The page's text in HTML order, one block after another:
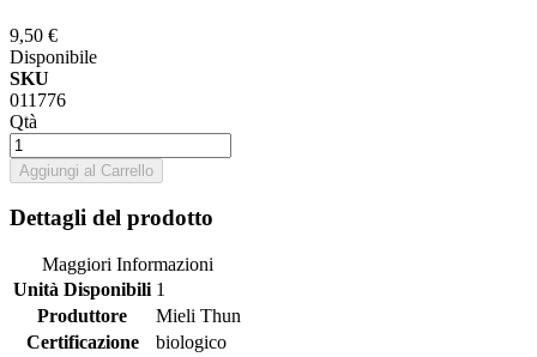
9,50 €
Disponibile
SKU
011776
Qtà
Aggiungi al Carrello
Dettagli del prodotto
Maggiori Informazioni
Unità Disponibili 1
Produttore
Mieli Thun
Certificazione
biologico